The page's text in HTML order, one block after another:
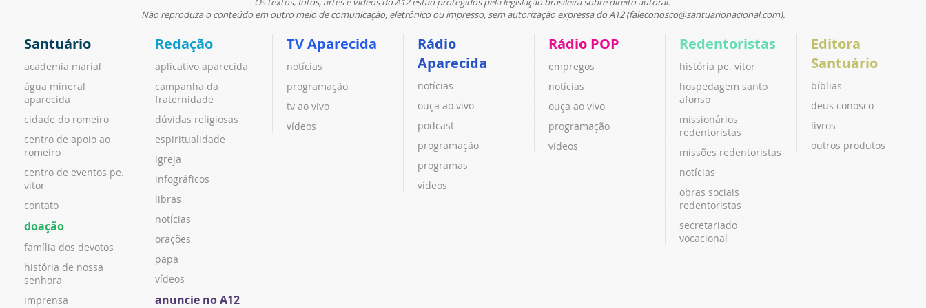
Não reproduza o conteúdo em outro meio de comunicação, eletrônico ou impresso, sem autorização expressa do A12 (faleconosco@santuarionacional.com).
Santuário
academia marial
água mineral
aparecida
cidade do romeiro
centro de apoio ao
romeiro
centro de eventos pe.
vitor
contato
doação
família dos devotos
história de nossa
senhora
imprensa
Redação
aplicativo aparecida
campanha da
fraternidade
dúvidas religiosas
espiritualidade
igreja
infográficos
libras
notícias
orações
papa
vídeos
anuncie no A12
TV Aparecida
notícias
programação
tv ao vivo
vídeos
Rádio
Aparecida
notícias
ouça ao vivo
podcast
programação
programas
vídeos
Rádio POP
empregos
notícias
ouça ao vivo
programação
vídeos
Redentoristas
história pe. vitor
hospedagem santo
afonso
missionários
redentoristas
missões redentoristas
notícias
obras sociais
redentoristas
secretariado
vocacional
Editora
Santuário
bíblias
deus conosco
livros
outros produtos